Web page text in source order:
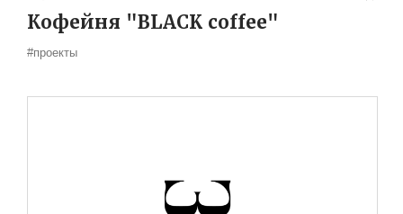
Кофейня "BLACK coffee"
#проекты